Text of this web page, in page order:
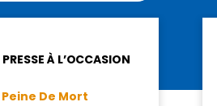
À L’OCCASION
Peine De Mort